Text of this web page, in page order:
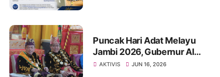
Puncak Hari Adat Melayu
Jambi 2026, Gubernur Al
Haris Ajak Masyarakat
AKTIVIS JUN 16, 2026